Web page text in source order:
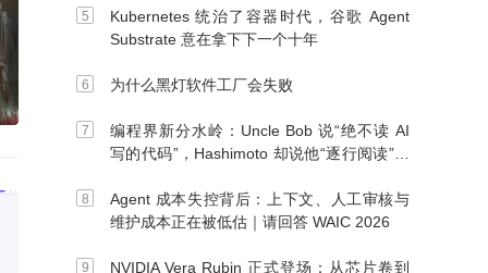
Kubernetes 统治了容器时代，谷歌 Agent
Substrate 意在拿下下一个十年
为什么黑灯软件工厂会失败
编程界新分水岭：Uncle Bob 说“绝不读 AI
写的代码”，Hashimoto 却说他“逐行阅读”，
Agent 成本失控背后：上下文、人工审核与
维护成本正在被低估｜请回答 WAIC 2026
NVIDIA Vera Rubin 正式登场：从芯片卷到